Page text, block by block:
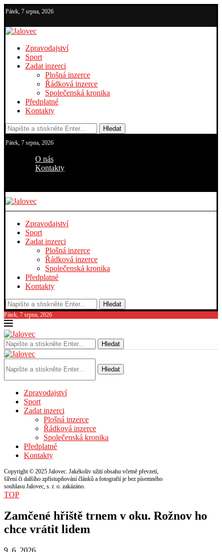
Pátek, 7 srpna, 2026
Zpravodajství
Sport
Zadat inzerci
Plošná inzerce
Řádková inzerce
Společenská kronika
Předplatné
Kontakty
Hledat
Pátek, 7 srpna, 2026
O nás
Kontakty
Zpravodajství
Sport
Zadat inzerci
Plošná inzerce
Řádková inzerce
Společenská kronika
Předplatné
Kontakty
Hledat
Pátek, 7 srpna, 2026
Hledat
Hledat
Zpravodajství
Sport
Zadat inzerci
Plošná inzerce
Řádková inzerce
Společenská kronika
Předplatné
Kontakty
Copyright © 2025 Jalovec. Jakékoliv užití obsahu včetně převzetí,
šíření či dalšího zpřístupňování článků a fotografií je bez písemného
souhlasu Jalovec, s. r. o. zakázáno.
TOP
Zamčené hřiště trnem v oku. Rožnov ho
chce vrátit lidem
9. 6. 2026